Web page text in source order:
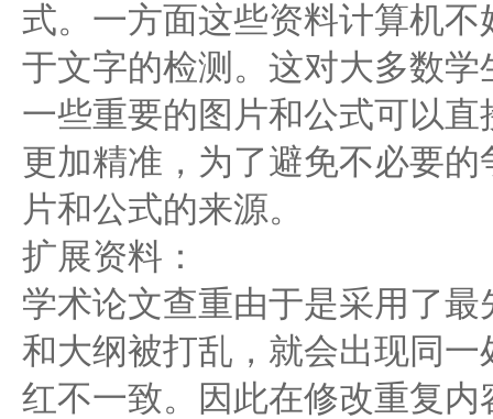
式。一方面这些资料计算机
于文字的检测。这对大多数
一些重要的图片和公式可以
更加精准，为了避免不必要
片和公式的来源。
扩展资料：
学术论文查重由于是采用了
和大纲被打乱，就会出现同
红不一致。因此在修改重复